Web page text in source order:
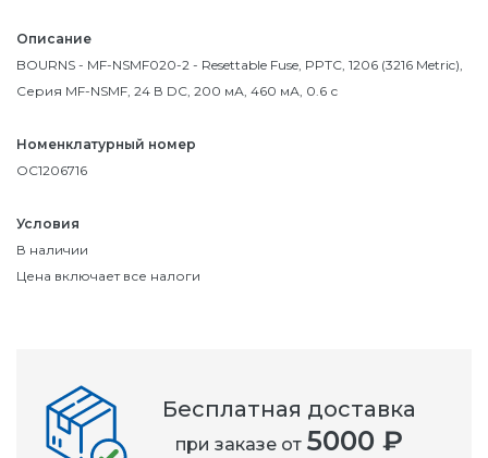
Описание
BOURNS - MF-NSMF020-2 - Resettable Fuse, PPTC, 1206 (3216 Metric),
Серия MF-NSMF, 24 В DC, 200 мА, 460 мА, 0.6 с
Номенклатурный номер
OC1206716
Условия
В наличии
Цена включает все налоги
Бесплатная доставка
при заказе от 5000 ₽